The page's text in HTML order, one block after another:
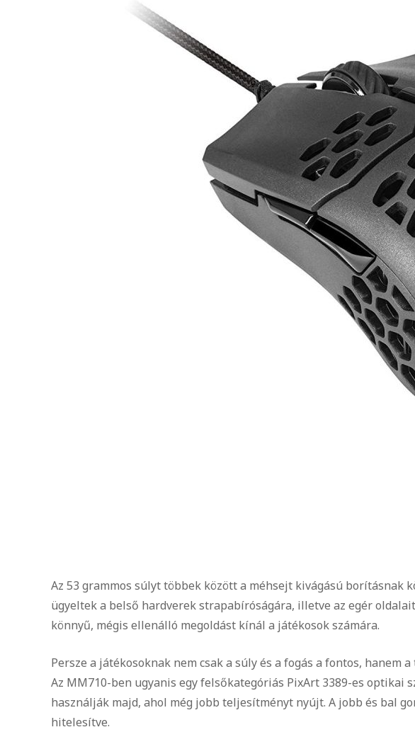
Az 53 grammos súlyt többek között a méhsejt kivágású
ügyeltek a belső hardverek strapabíróságára, illetve az egér
könnyű, mégis ellenálló megoldást kínál a játékosok számára.
Persze a játékosoknak nem csak a súly és a fogás a fontos, hanem
Az MM710-ben ugyanis egy felsőkategóriás PixArt 3389-es optikai
használják majd, ahol még jobb teljesítményt nyújt. A jobb és bal
hitelesítve.